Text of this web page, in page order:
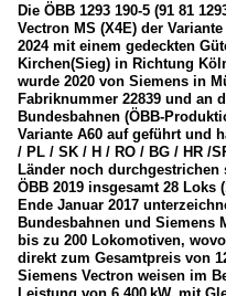
Die ÖBB 1293 190-5 (91 81
Vectron MS (X4E) der
2024 mit einem gedeckten
Kirchen(Sieg) in Richtung
wurde 2020 von Siemens in
Fabriknummer 22839 und an
Bundesbahnen (ÖBB-
Variante A60 auf geführt und
/ PL / SK / H / RO / BG / HR /
Länder noch durchgestrichen
ÖBB 2019 insgesamt 28 Loks
Ende Januar 2017
Bundesbahnen und Siemens
bis zu 200 Lokomotiven,
direkt zum Gesamtpreis von
Siemens Vectron weisen im